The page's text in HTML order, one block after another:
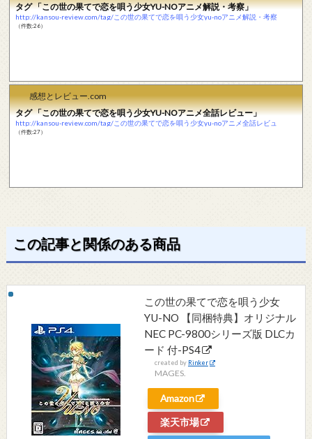
タグ 「この世の果てで恋を唄う少女YU-NOアニメ解説・考察」
http://kansou-review.com/tag/この世の果てで恋を唄う少女yu-noアニメ解説・考察
（件数:26）
感想とレビュー.com
タグ 「この世の果てで恋を唄う少女YU-NOアニメ全話レビュー」
http://kansou-review.com/tag/この世の果てで恋を唄う少女yu-noアニメ全話レビュ
（件数:27）
この記事と関係のある商品
この世の果てで恋を唄う少女
YU-NO 【同梱特典】オリジナル
NEC PC-9800シリーズ版 DLCカ
ード 付-PS4
created by Rinker
MAGES.
Amazon
楽天市場